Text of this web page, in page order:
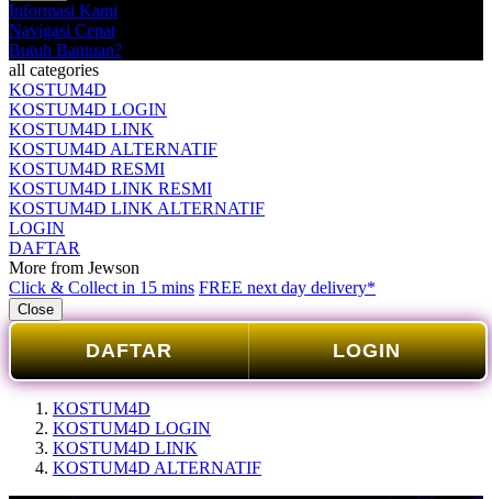
Informasi Kami
Navigasi Cepat
Butuh Bantuan?
all categories
KOSTUM4D
KOSTUM4D LOGIN
KOSTUM4D LINK
KOSTUM4D ALTERNATIF
KOSTUM4D RESMI
KOSTUM4D LINK RESMI
KOSTUM4D LINK ALTERNATIF
LOGIN
DAFTAR
More from Jewson
Click & Collect in 15 mins FREE next day delivery*
Close
DAFTAR LOGIN
KOSTUM4D
KOSTUM4D LOGIN
KOSTUM4D LINK
KOSTUM4D ALTERNATIF